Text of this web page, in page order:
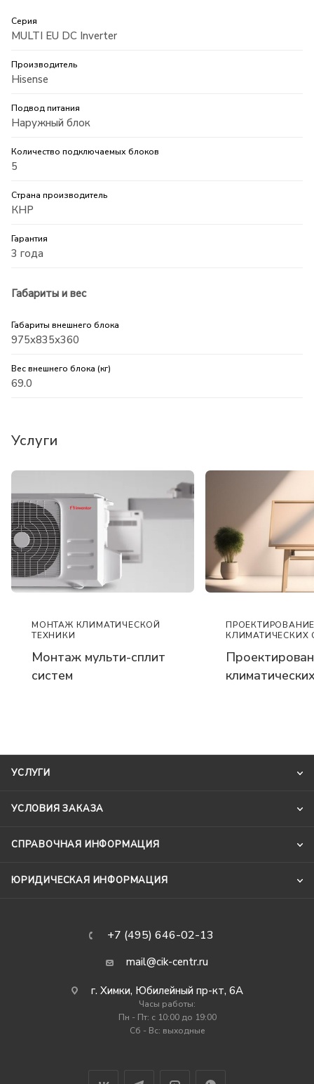
Серия
MULTI EU DC Inverter
Производитель
Hisense
Подвод питания
Наружный блок
Количество подключаемых блоков
5
Страна производитель
КНР
Гарантия
3 года
Габариты и вес
Габариты внешнего блока
975x835x360
Вес внешнего блока (кг)
69.0
Услуги
МОНТАЖ КЛИМАТИЧЕСКОЙ
ТЕХНИКИ
Монтаж мульти-сплит
систем
КЛИМАТИЧЕСКИХ
УСЛУГИ
УСЛОВИЯ ЗАКАЗА
СПРАВОЧНАЯ ИНФОРМАЦИЯ
ЮРИДИЧЕСКАЯ ИНФОРМАЦИЯ
+7 (495) 646-02-13
mail@cik-centr.ru
г. Химки, Юбилейный пр-кт, 6А
Часы работы:
Пн - Пт: c 10:00 до 19:00
Сб - Вс: выходные